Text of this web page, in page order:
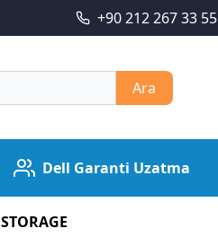
+90 212 267 33 55
Ara
Dell Garanti Uzatma
STORAGE